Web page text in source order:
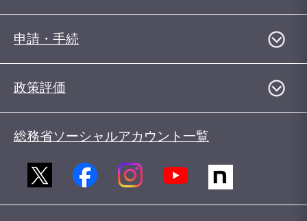
申請・手続
政策評価
総務省ソーシャルアカウント一覧